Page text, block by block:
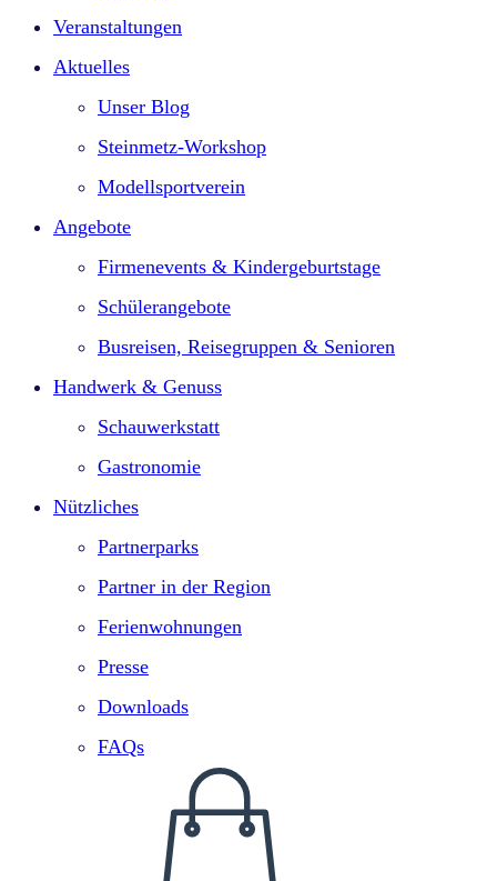
Veranstaltungen
Aktuelles
Unser Blog
Steinmetz-Workshop
Modellsportverein
Angebote
Firmenevents & Kindergeburtstage​
Schülerangebote
Busreisen, Reisegruppen & Senioren
Handwerk & Genuss
Schauwerkstatt
Gastronomie
Nützliches
Partnerparks
Partner in der Region
Ferienwohnungen
Presse
Downloads
FAQs